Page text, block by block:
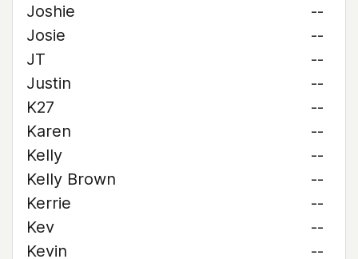
Joshie
--
Josie
--
JT
--
Justin
--
K27
--
Karen
--
Kelly
--
Kelly Brown
--
Kerrie
--
Kev
--
Kevin
--